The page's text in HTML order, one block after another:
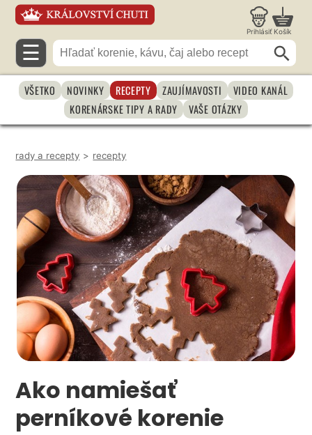
Prihlásiť Košík
☰
VŠETKO NOVINKY RECEPTY ZAUJÍMAVOSTI
VIDEO KANÁL
KORENÁRSKE TIPY A RADY
VAŠE OTÁZKY
rady a recepty > recepty
Ako namiešať
perníkové korenie